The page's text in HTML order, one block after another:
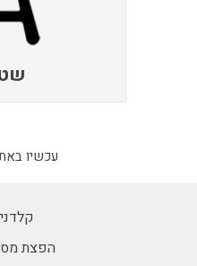
עכשיו באתר 42
הפצת